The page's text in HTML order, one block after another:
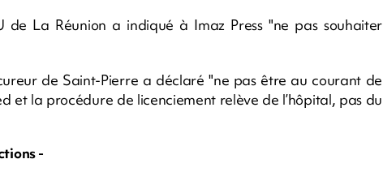
La Réunion a indiqué à Imaz Press "ne pas souhaiter
de Saint-Pierre a déclaré "ne pas être au courant de
et la procédure de licenciement relève de l’hôpital, pas du
-